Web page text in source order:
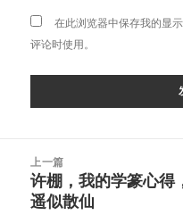
在此浏览器中保存我的显
评论时使用。
上一篇
上
篇
许棚，我的学篆心得
遥似散仙